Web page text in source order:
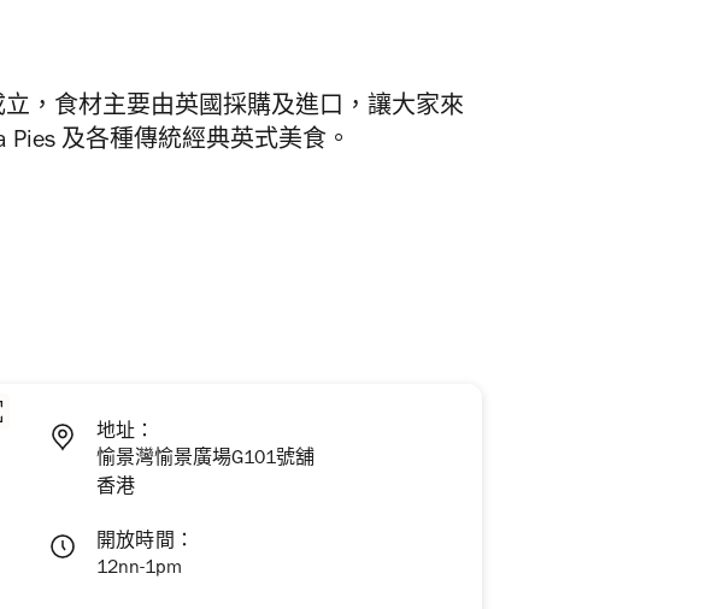
，食材主要由英國採購及進口，讓大家來
及各種傳統經典英式美食。
地址：
愉景灣愉景廣場G101號舖
香港
開放時間：
12nn-1pm